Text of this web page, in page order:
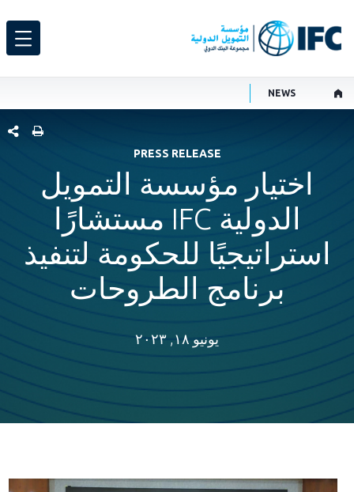
NEWS
شارك
PRESS RELEASE
اختيار مؤسسة التمويل
الدولية IFC مستشارًا
استراتيجيًا للحكومة لتنفيذ
برنامج الطروحات
يونيو ١٨, ٢٠٢٣